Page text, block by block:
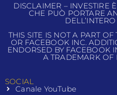
DISCLAIMER – INVESTIRE
CHE PUÒ PORTARE
THIS SITE IS NOT A PART
OR FACEBOOK INC.
ENDORSED BY FACEBOOK
A TRADEMARK OF
SOCIAL
Canale YouTube